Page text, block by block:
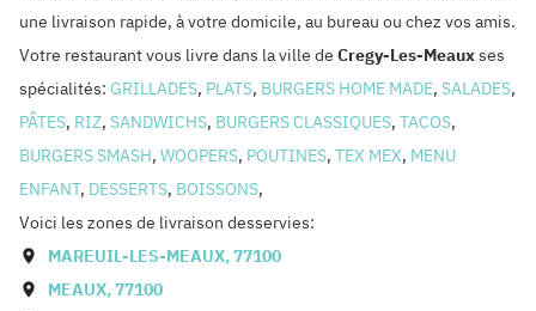
une livraison rapide, à votre domicile, au bureau ou chez vos amis.
Votre restaurant vous livre dans la ville de Cregy-Les-Meauxses
spécialités: GRILLADES, PLATS, BURGERS HOME MADE, SALADES,
PÂTES, RIZ, SANDWICHS, BURGERS CLASSIQUES, TACOS,
BURGERS SMASH, WOOPERS, POUTINES, TEX MEX, MENU
ENFANT, DESSERTS, BOISSONS,
Voici les zones de livraison desservies:
MAREUIL-LES-MEAUX,77100
MEAUX,77100